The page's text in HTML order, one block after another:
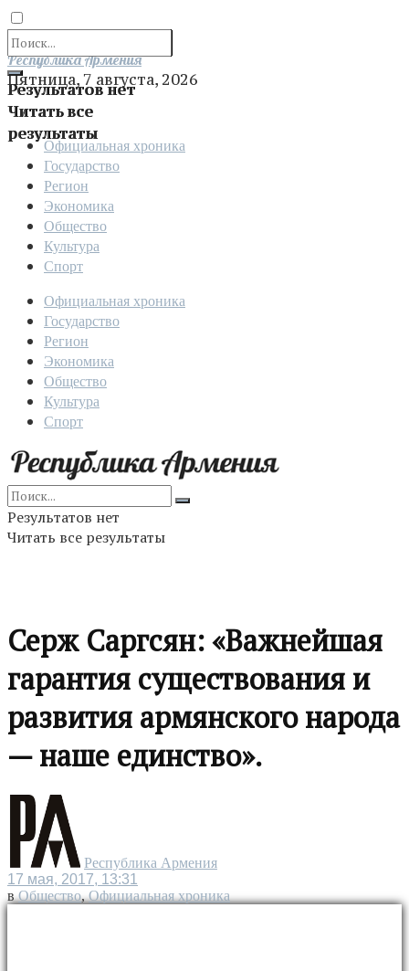
Результатов нет
Читать все
результаты
Отправить
Республика Армения
Пятница, 7 августа, 2026
Официальная хроника
Государство
Регион
Экономика
Общество
Культура
Спорт
Официальная хроника
Государство
Регион
Экономика
Общество
Культура
Спорт
Результатов нет
Читать все результаты
Серж Саргсян: «Важнейшая
гарантия существования и
развития армянского народа
— наше единство».
Республика Армения
17 мая, 2017, 13:31
в Общество,Официальная хроника